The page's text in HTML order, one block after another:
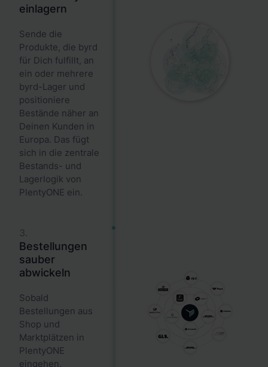
einlagern
Sende die
Produkte, die byrd
für Dich fulfillt, an
ein oder mehrere
byrd-Lager und
positioniere
Bestände näher an
Deinen Kunden in
Europa. Das fügt
sich in die zentrale
Bestands- und
Lagerlogik von
PlentyONE ein.
3.
Bestellungen
sauber
abwickeln
Sobald
Bestellungen aus
Shop und
Marktplätzen in
PlentyONE
eingehen,